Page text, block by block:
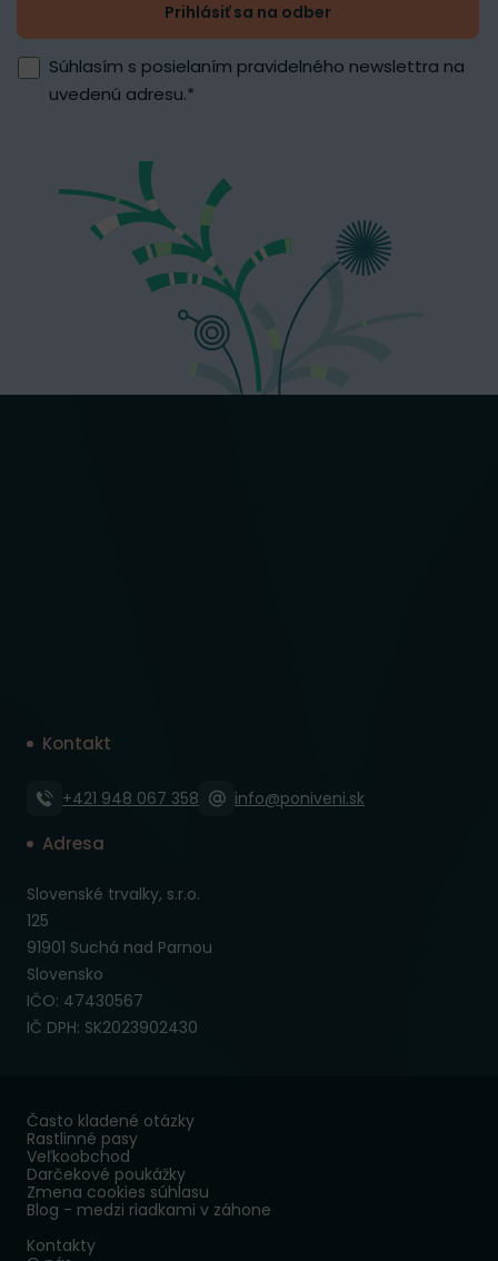
Prihlásiť sa na odber
Súhlasím s posielaním pravidelného newslettra na
uvedenú adresu.*
Kontakt
+421 948 067 358 info@poniveni.sk
Adresa
Slovenské trvalky, s.r.o.
125
91901 Suchá nad Parnou
Slovensko
IČO: 47430567
IČ DPH: SK2023902430
Často kladené otázky
Rastlinné pasy
Veľkoobchod
Darčekové poukážky
Zmena cookies súhlasu
Blog - medzi riadkami v záhone
Kontakty